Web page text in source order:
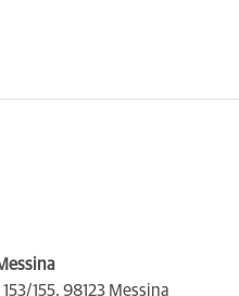
155, 98123 Messina